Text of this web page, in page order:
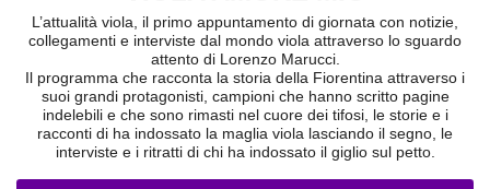
L’attualità viola, il primo appuntamento di giornata con notizie,
collegamenti e interviste dal mondo viola attraverso lo sguardo
attento di Lorenzo Marucci.
Il programma che racconta la storia della Fiorentina attraverso i
suoi grandi protagonisti, campioni che hanno scritto pagine
indelebili e che sono rimasti nel cuore dei tifosi, le storie e i
racconti di ha indossato la maglia viola lasciando il segno, le
interviste e i ritratti di chi ha indossato il giglio sul petto.